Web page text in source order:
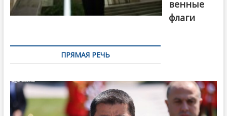
венные
флаги
ПРЯМАЯ РЕЧЬ